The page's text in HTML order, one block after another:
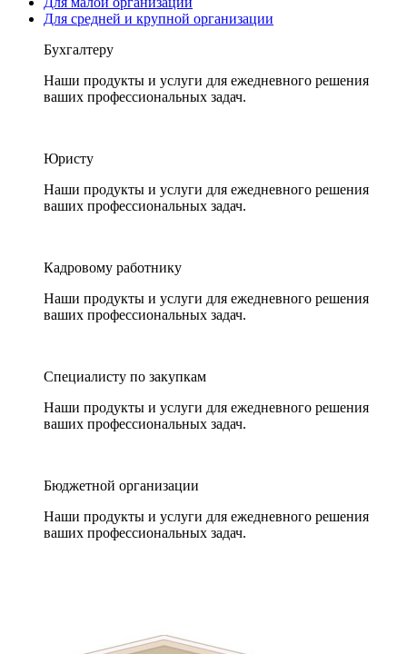
Для средней и крупной организации
Бухгалтеру
Наши продукты и услуги для ежедневного решения
ваших профессиональных задач.
Юристу
Наши продукты и услуги для ежедневного решения
ваших профессиональных задач.
Кадровому работнику
Наши продукты и услуги для ежедневного решения
ваших профессиональных задач.
Специалисту по закупкам
Наши продукты и услуги для ежедневного решения
ваших профессиональных задач.
Бюджетной организации
Наши продукты и услуги для ежедневного решения
ваших профессиональных задач.